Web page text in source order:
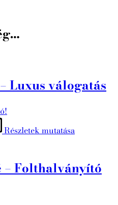
Luxus válogatás
Részletek mutatása
– Folthalványító